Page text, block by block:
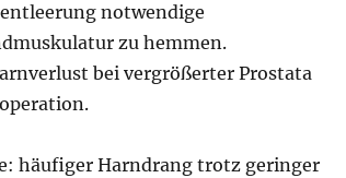
notwendige
zu hemmen.
bei vergrößerter Prostata
häufiger Harndrang trotz geringer